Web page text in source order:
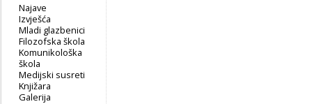
Najave
Izvješća
Mladi glazbenici
Filozofska škola
Komunikološka
škola
Medijski susreti
Knjižara
Galerija